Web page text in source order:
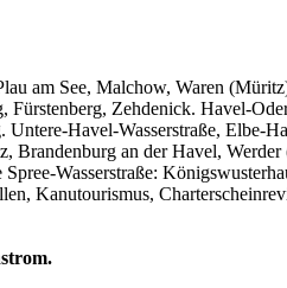
am See, Malchow, Waren
Zehdenick. Havel-
Havel-Wasserstraße, Elbe-
Brandenburg an der Havel,
Wasserstraße:
Kanutourismus,